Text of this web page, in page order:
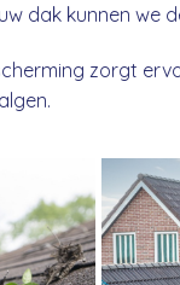
dak kunnen we
zorgt